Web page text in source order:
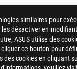
similaires pour
désactiver en
ASUS utilise des
ce bouton pour
cookies en cliquant